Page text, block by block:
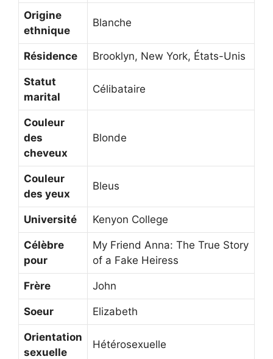
Origine
ethnique
Blanche
Résidence Brooklyn, New York, États-Unis
Statut
marital
Célibataire
Couleur
des
cheveux
Blonde
Couleur
des yeux
Bleus
Université Kenyon College
Célèbre
pour
My Friend Anna: The True Story
of a Fake Heiress
Frère John
Soeur Elizabeth
Orientation
sexuelle
Hétérosexuelle